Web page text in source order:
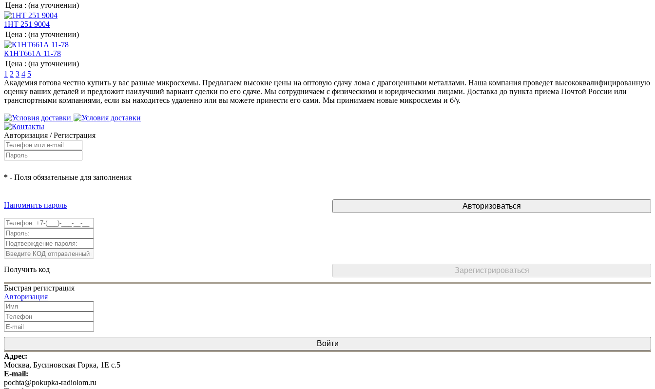
Цена : (на уточнении)
1НТ 251 9004
Цена : (на уточнении)
К1НТ661А 11-78
Цена : (на уточнении)
1 2 3 4 5
Академия готова честно купить у вас разные микросхемы. Предлагаем высокие цены на оптовую сдачу лома с драгоценными металлами. Наша компания проведет высококвалифицированную
оценку ваших деталей и предложит наилучший вариант сделки по его сдаче. Мы сотрудничаем с физическими и юридическими лицами. Доставка до пункта приема Почтой России или
транспортными компаниями, если вы находитесь удаленно или вы можете принести его сами. Мы принимаем новые микросхемы и б/у.
Авторизация /Регистрация
* - Поля обязательные для заполнения
Напомнить пароль
Получить код
Быстрая регистрация
Авторизация
Адрес:
Москва, Бусиновская Горка, 1Е с.5
E-mail:
pochta@pokupka-radiolom.ru